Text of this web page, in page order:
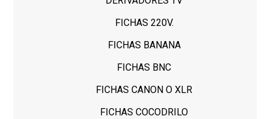
FICHAS 220V.
FICHAS BANANA
FICHAS BNC
FICHAS CANON O XLR
FICHAS COCODRILO